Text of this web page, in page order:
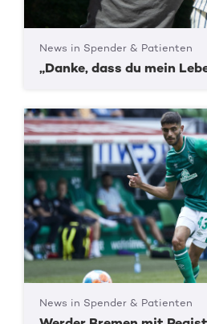
News in Spender & Patienten
„Danke, dass du mein
News in Spender & Patienten